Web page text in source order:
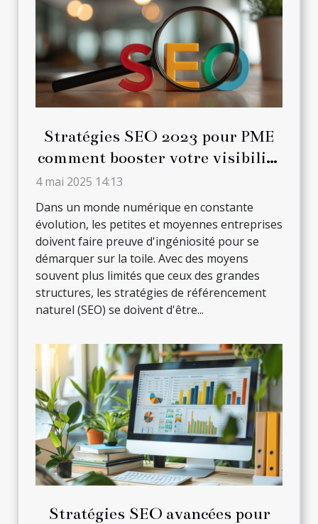
Stratégies SEO 2023 pour PME
comment booster votre visibilité
en ligne avec un budget limité
4 mai 2025 14:13
Dans un monde numérique en constante
évolution, les petites et moyennes entreprises
doivent faire preuve d'ingéniosité pour se
démarquer sur la toile. Avec des moyens
souvent plus limités que ceux des grandes
structures, les stratégies de référencement
naturel (SEO) se doivent d'être...
Stratégies SEO avancées pour